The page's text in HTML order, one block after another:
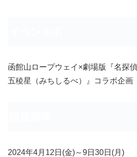
函館山ロープウェイ×劇場版『名探
五稜星（みちしるべ）』コラボ企画
2024年4月12日(金)～9日30日(月)